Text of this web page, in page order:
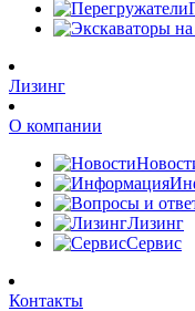
Лизинг
О компании
Лизинг
Сервис
Контакты